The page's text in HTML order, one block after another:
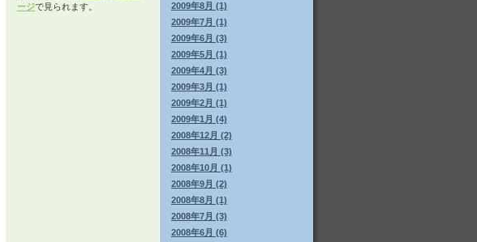
2009年8月 (1)
2009年7月 (1)
2009年6月 (3)
2009年5月 (1)
2009年4月 (3)
2009年3月 (1)
2009年2月 (1)
2009年1月 (4)
2008年12月 (2)
2008年11月 (3)
2008年10月 (1)
2008年9月 (2)
2008年8月 (1)
2008年7月 (3)
2008年6月 (6)
ージで見られます。